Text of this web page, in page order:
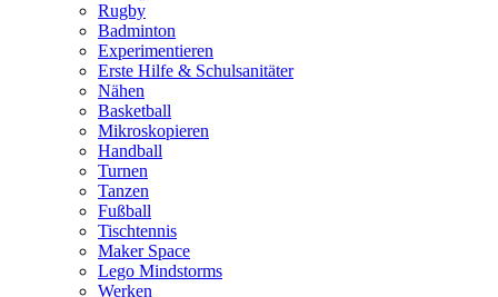
Rugby
Badminton
Experimentieren
Erste Hilfe & Schulsanitäter
Nähen
Basketball
Mikroskopieren
Handball
Turnen
Tanzen
Fußball
Tischtennis
Maker Space
Lego Mindstorms
Werken